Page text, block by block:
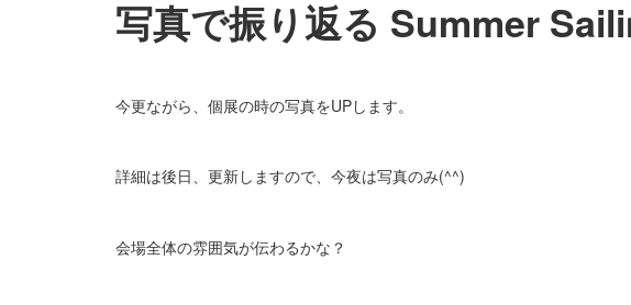
写真で振り返る Summer
今更ながら、個展の時の写真をUPします。
詳細は後日、更新しますので、今夜は写真のみ(^^)
会場全体の雰囲気が伝わるかな？